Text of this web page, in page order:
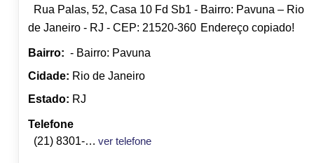
Rua Palas, 52, Casa 10 Fd Sb1 - Bairro: Pavuna – Rio
de Janeiro - RJ - CEP: 21520-360 Endereço copiado!
Bairro: - Bairro: Pavuna
Cidade: Rio de Janeiro
Estado: RJ
Telefone
(21) 8301-3575
ver telefone